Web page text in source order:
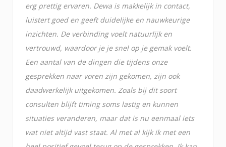
erg prettig ervaren. Dewa is makkelijk in contact,
luistert goed en geeft duidelijke en nauwkeurige
inzichten. De verbinding voelt natuurlijk en
vertrouwd, waardoor je je snel op je gemak voelt.
Een aantal van de dingen die tijdens onze
gesprekken naar voren zijn gekomen, zijn ook
daadwerkelijk uitgekomen. Zoals bij dit soort
consulten blijft timing soms lastig en kunnen
situaties veranderen, maar dat is nu eenmaal iets
wat niet altijd vast staat. Al met al kijk ik met een